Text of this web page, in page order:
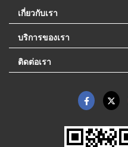
เกี่ยวกับเรา
บริการของเรา
ติดต่อเรา